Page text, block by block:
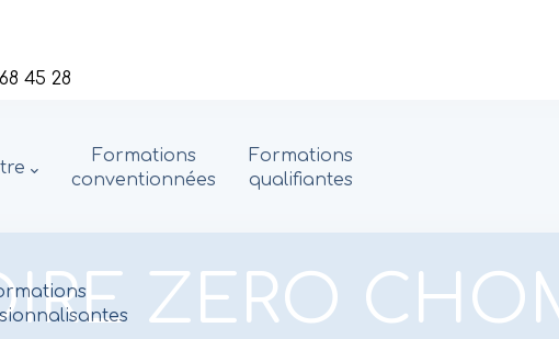
45 28
Formations
conventionnées
Formations
qualifiantes
ZERO